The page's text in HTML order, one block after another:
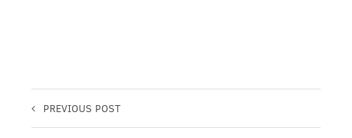
PREVIOUS POST